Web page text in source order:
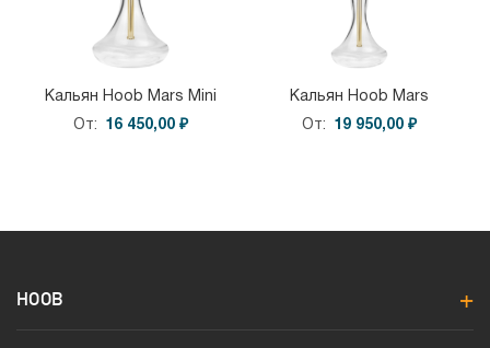
Кальян Hoob Mars Mini
От
16 450,00 ₽
Кальян Hoob Mars
От
19 950,00 ₽
HOOB